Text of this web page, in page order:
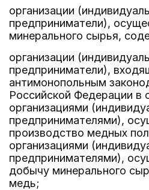
организации
предприниматели),
минерального сырья,
организации
предприниматели),
антимонопольным
Российской Федерации в
организациями
предпринимателями),
производство медных
организациями
предпринимателями),
добычу минерального
медь;